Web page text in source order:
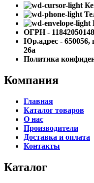
ОГРН -
Юр.адрес - 650056,
26а
Политика
Компания
Главная
Каталог товаров
О нас
Производители
Доставка и оплата
Контакты
Каталог